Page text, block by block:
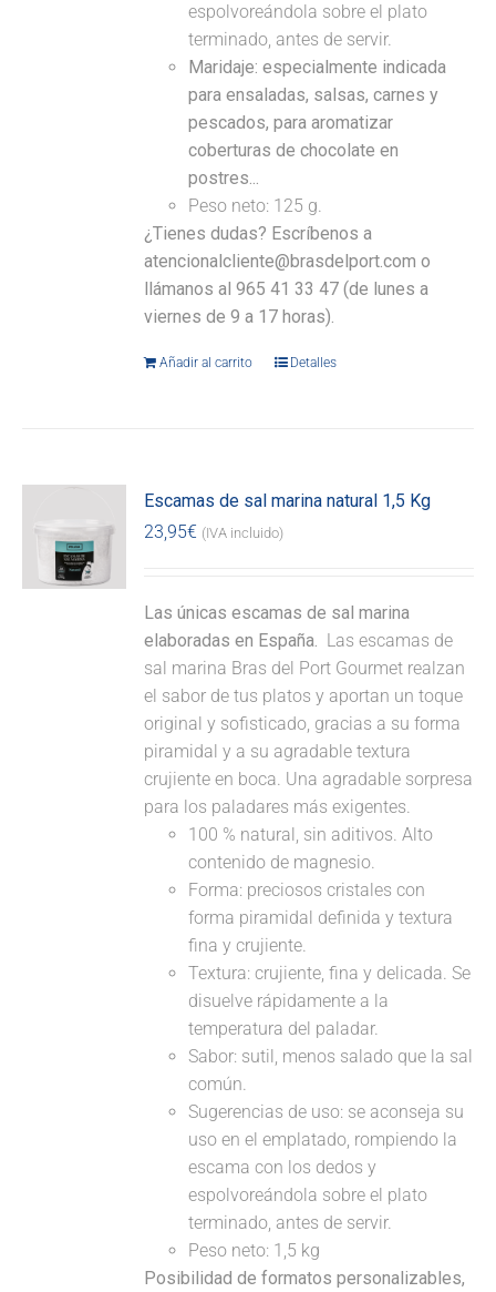
espolvoreándola sobre el plato
terminado, antes de servir.
Maridaje: especialmente indicada
para ensaladas, salsas, carnes y
pescados, para aromatizar
coberturas de chocolate en
postres...
Peso neto: 125 g.
¿Tienes dudas? Escríbenos a
atencionalcliente@brasdelport.com o
llámanos al 965 41 33 47 (de lunes a
viernes de 9 a 17 horas).
Añadir al carrito Detalles
Escamas de sal marina natural 1,5 Kg
23,95€ (IVA incluido)
Las únicas escamas de sal marina
elaboradas en España. Las escamas de
sal marina Bras del Port Gourmet realzan
el sabor de tus platos y aportan un toque
original y sofisticado, gracias a su forma
piramidal y a su agradable textura
crujiente en boca. Una agradable sorpresa
para los paladares más exigentes.
100 % natural, sin aditivos. Alto
contenido de magnesio.
Forma: preciosos cristales con
forma piramidal definida y textura
fina y crujiente.
Textura: crujiente, fina y delicada. Se
disuelve rápidamente a la
temperatura del paladar.
Sabor: sutil, menos salado que la sal
común.
Sugerencias de uso: se aconseja su
uso en el emplatado, rompiendo la
escama con los dedos y
espolvoreándola sobre el plato
terminado, antes de servir.
Peso neto: 1,5 kg
Posibilidad de formatos personalizables,